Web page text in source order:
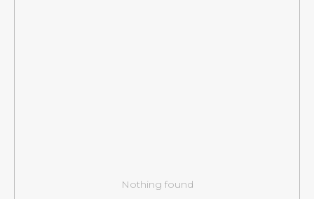
Nothing found